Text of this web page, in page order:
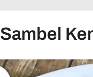
Sambel